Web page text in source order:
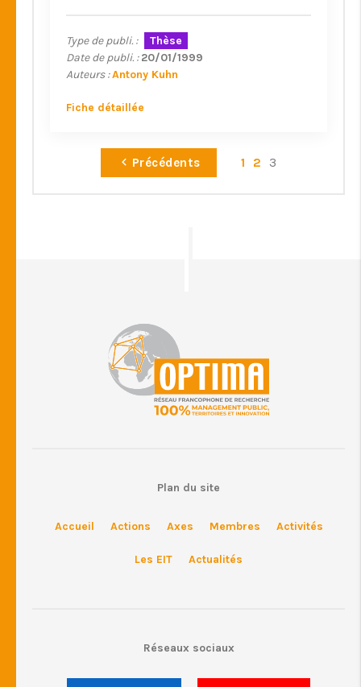
Type de publi. :
Thèse
Date de publi. : 20/01/1999
Auteurs :Antony Kuhn
Fiche détaillée
Précédents 1 2 3
Plan du site
Accueil Actions Axes Membres Activités
Les EIT Actualités
Réseaux sociaux